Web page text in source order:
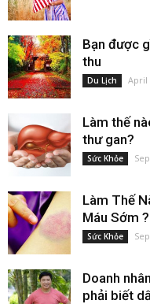
Bạn được
thu
Du Lịch April
Làm thế
thư gan?
Sức Khỏe
Làm Thế
Máu Sớm ?
Sức Khỏe
Doanh
phải biết